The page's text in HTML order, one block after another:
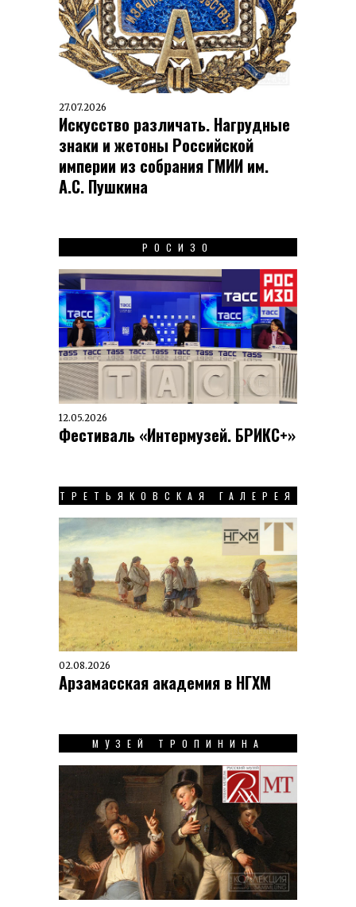
27.07.2026
Искусство различать. Нагрудные
знаки и жетоны Российской
империи из собрания ГМИИ им.
А.С. Пушкина
РОСИЗО
12.05.2026
Фестиваль «Интермузей. БРИКС+»
ТРЕТЬЯКОВСКАЯ ГАЛЕРЕЯ
02.08.2026
Арзамасская академия в НГХМ
МУЗЕЙ ТРОПИНИНА